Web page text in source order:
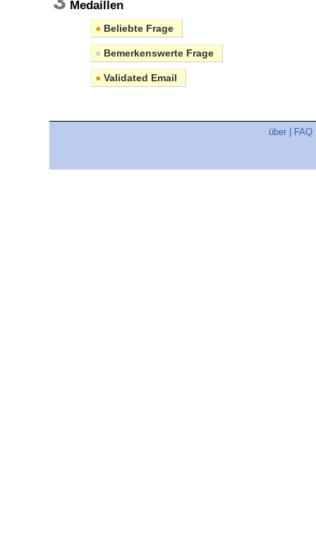
Medaillen
● Beliebte Frage
● Bemerkenswerte Frage
● Validated Email
über FAQ